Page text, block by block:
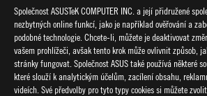
Společnost ASUSTeK COMPUTER INC. a její přidružené
nezbytných online funkcí, jako je například ověřování a
podobné technologie. Chcete-li, můžete je deaktivovat
vašem prohlížeči, avšak tento krok může ovlivnit způsob,
stránky fungovat. Společnost ASUS také používá některé
které slouží k analytickým účelům, zacílení obsahu,
videích. Své předvolby pro tyto typy cookies si můžete
> GAMING AAS